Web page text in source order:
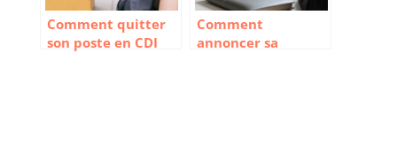
Comment quitter
son poste en CDI
Comment
annoncer sa